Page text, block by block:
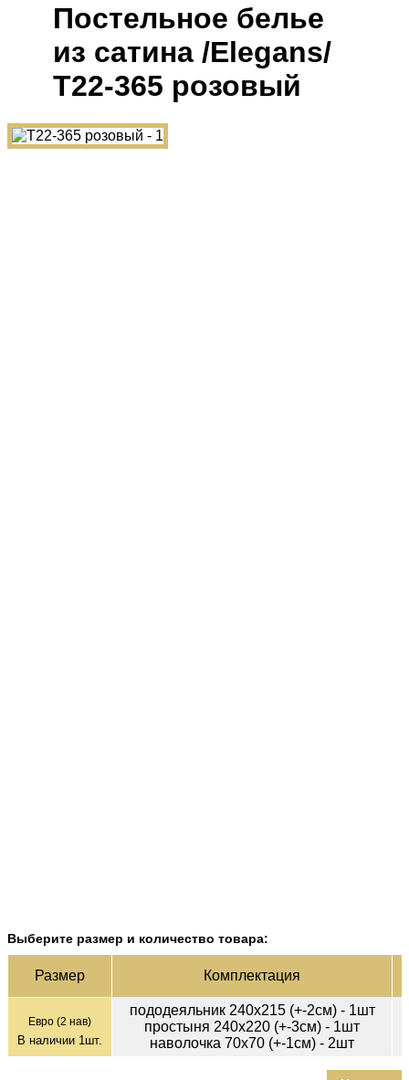
Постельное белье
из сатина /Elegans/
Т22-365 розовый
Выберите размер и количество товара:
Раз­мер Ком­плек­тация
Евро (2 нав)
В наличии 1 шт.
пододеяльник 240х215 (+-2см) - 1шт
простыня 240х220 (+-3см) - 1шт
наволочка 70х70 (+-1см) - 2шт